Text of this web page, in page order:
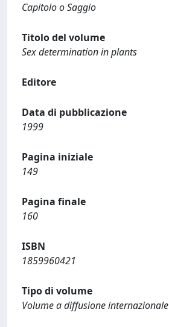
Capitolo o Saggio
Titolo del volume
Sex determination in plants
Editore
Data di pubblicazione
1999
Pagina iniziale
149
Pagina finale
160
ISBN
1859960421
Tipo di volume
Volume a diffusione internazionale